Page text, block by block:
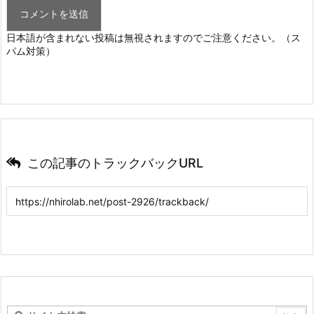
日本語が含まれない投稿は無視されますのでご注意ください。（ス
パム対策）
この記事のトラックバックURL